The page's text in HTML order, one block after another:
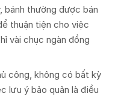
bánh thường được bán
thuận tiện cho việc
vài chục ngàn đồng
công, không có bất kỳ
lưu ý bảo quản là điều